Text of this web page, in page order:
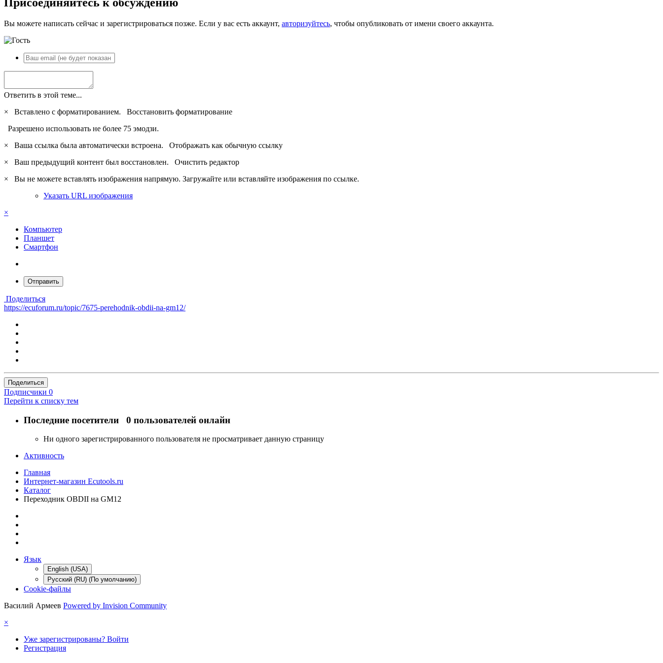
Вы можете написать сейчас и зарегистрироваться позже. Если у вас есть аккаунт, авторизуйтесь, чтобы опубликовать от имени своего аккаунта.
Ответить в этой теме...
×
Вставлено с форматированием. Восстановить форматирование
Разрешено использовать не более 75 эмодзи.
×
Ваша ссылка была автоматически встроена. Отображать как обычную ссылку
×
Ваш предыдущий контент был восстановлен. Очистить редактор
×
Вы не можете вставлять изображения напрямую. Загружайте или вставляйте изображения по ссылке.
Указать URL изображения
×
Компьютер
Планшет
Смартфон
Отправить
Поделиться
https://ecuforum.ru/topic/7675-perehodnik-obdii-na-gm12/
Поделиться
Подписчики 0
Перейти к списку тем
Последние посетители 0 пользователей онлайн
Ни одного зарегистрированного пользователя не просматривает данную страницу
Активность
Главная
Интернет-магазин Ecutools.ru
Каталог
Переходник OBDII на GM12
Язык
English (USA)
Русский (RU) (По умолчанию)
Cookie-файлы
Василий Армеев Powered by Invision Community
×
Уже зарегистрированы? Войти
Регистрация